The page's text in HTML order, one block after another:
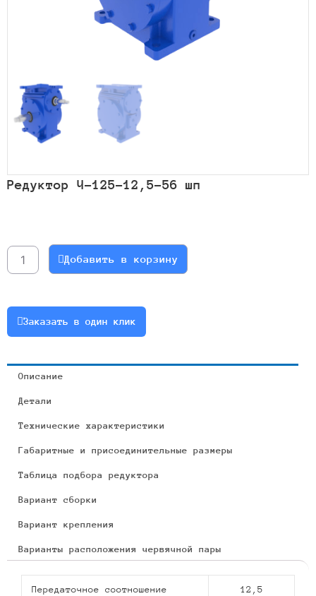
Редуктор Ч-125-12,5-56 шп
Редуктор
Ч-125-
Добавить в корзину
Заказать в один клик
Описание
Детали
Технические характеристики
Габаритные и присоединительные размеры
Таблица подбора редуктора
Вариант сборки
Вариант крепления
Варианты расположения червячной пары
Передаточное соотношение 12,5